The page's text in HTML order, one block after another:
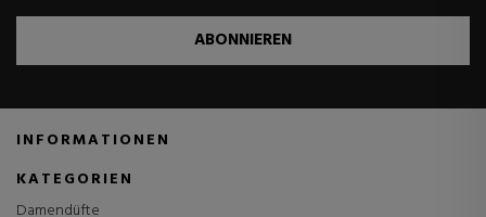
ABONNIEREN
INFORMATIONEN
KATEGORIEN
Damendüfte